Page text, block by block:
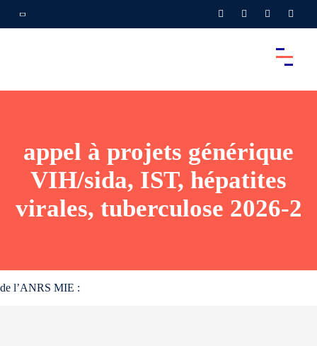
appel à projets générique
VIH/sida, IST, hépatites
virales, tuberculose 2026-2
de l’ANRS MIE :